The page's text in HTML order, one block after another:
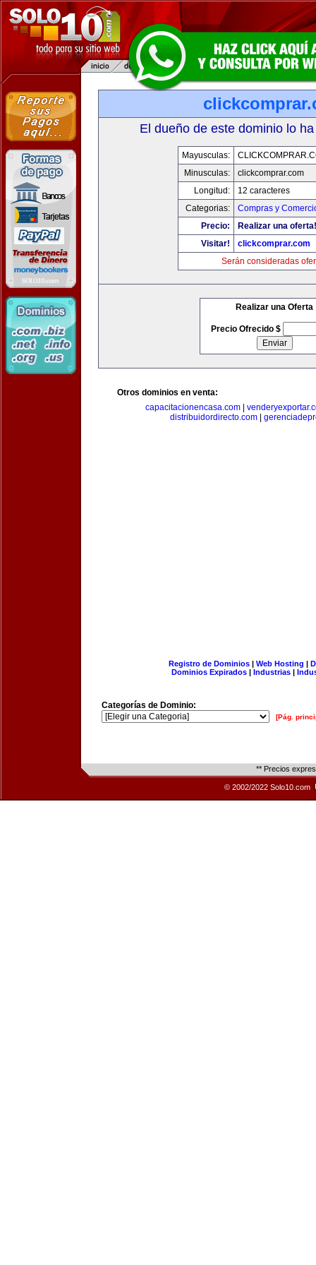
El dueño de este dominio lo
Mayusculas:
Minusculas:
clickcomprar.com
Longitud:
12 caracteres
Categorias:
Compras y
Precio:
Realizar una oferta!
Visitar!
clickcomprar.com
Serán consideradas
Realizar una Oferta
Precio Ofrecido $
Otros dominios en venta:
capacitacionencasa.com|
distribuidordirecto.com
Registro de Dominios| Web Hosting |
Dominios Expirados | Industrias |
Categorías de Dominio:
[Pág.
** Precios
© 2002/2022 Solo10.com